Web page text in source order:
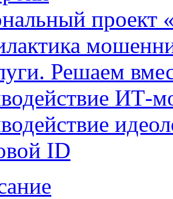
проект
Решаем
ИТ-
ID